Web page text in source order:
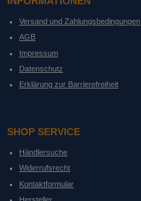
Versand und Zahlungsbedingungen
AGB
Impressum
Datenschutz
Erklärung zur Barrierefreiheit
SHOP SERVICE
Händlersuche
Widerrufsrecht
Kontaktformular